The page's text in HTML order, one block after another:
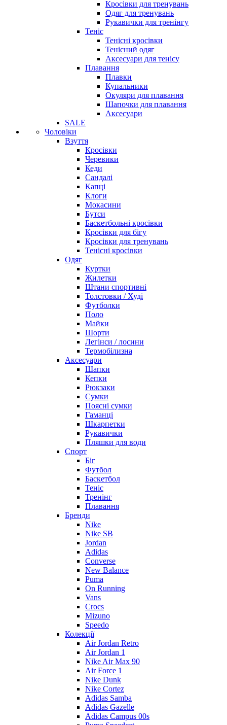
Кросівки для тренувань
Одяг для тренувань
Рукавички для тренінгу
Теніс
Тенісні кросівки
Тенісний одяг
Аксесуари для тенісу
Плавання
Плавки
Купальники
Окуляри для плавання
Шапочки для плавання
Аксесуари
SALE
Чоловіки
Взуття
Кросівки
Черевики
Кеди
Сандалі
Капці
Клоги
Мокасини
Бутси
Баскетбольні кросівки
Кросівки для бігу
Кросівки для тренувань
Тенісні кросівки
Одяг
Куртки
Жилетки
Штани спортивні
Толстовки / Худі
Футболки
Поло
Майки
Шорти
Легінси / лосини
Термобілизна
Аксесуари
Шапки
Кепки
Рюкзаки
Сумки
Поясні сумки
Гаманці
Шкарпетки
Рукавички
Пляшки для води
Спорт
Біг
Футбол
Баскетбол
Теніс
Тренінг
Плавання
Бренди
Nike
Nike SB
Jordan
Adidas
Converse
New Balance
Puma
On Running
Vans
Crocs
Mizuno
Speedo
Колекції
Air Jordan Retro
Air Jordan 1
Nike Air Max 90
Air Force 1
Nike Dunk
Nike Cortez
Adidas Samba
Adidas Gazelle
Adidas Campus 00s